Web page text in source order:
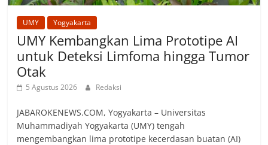
UMY Yogyakarta
UMY Kembangkan Lima Prototipe AI
untuk Deteksi Limfoma hingga Tumor
Otak
5 Agustus 2026 Redaksi
JABAROKENEWS.COM, Yogyakarta – Universitas
Muhammadiyah Yogyakarta (UMY) tengah
mengembangkan lima prototipe kecerdasan buatan (AI)